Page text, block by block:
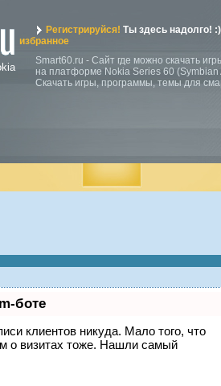
Регистрируйся! Ты здесь надолго! :)
избранное
Smart60.ru - Сайт где можно скачать
на платформе Nokia Series 60
Скачать игры, программы, темы для
боте
клиентов никуда. Мало того, что
о визитах тоже. Нашли самый